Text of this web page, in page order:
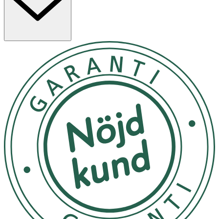
silikonhydrogelkontaktlinser).
- För vuxna från 18 år
- Omskakas väl före användning.
- Håll flaskan i 90 graders vinkel och kassera den första
droppen vid första användningen.
- Droppa 1–2 droppar i ögat vid behov och blinka för att
fördela droppen jämnt.
- Produkten kan användas efter behov under dagen för
att lindra symtom på torra ögon.
- Efter användning: Skaka flaskan nedåt för att avlägsna
eventuella rester innan du sätter på korken.
- Produkten är utan konserveringsmedel